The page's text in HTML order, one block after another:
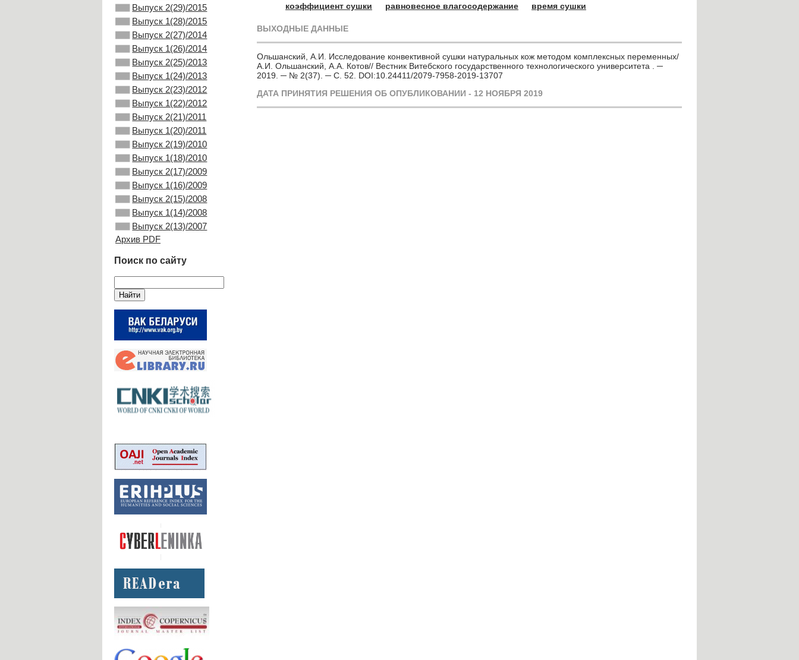
Выпуск 2(29)/2015
Выпуск 1(28)/2015
Выпуск 2(27)/2014
Выпуск 1(26)/2014
Выпуск 2(25)/2013
Выпуск 1(24)/2013
Выпуск 2(23)/2012
Выпуск 1(22)/2012
Выпуск 2(21)/2011
Выпуск 1(20)/2011
Выпуск 2(19)/2010
Выпуск 1(18)/2010
Выпуск 2(17)/2009
Выпуск 1(16)/2009
Выпуск 2(15)/2008
Выпуск 1(14)/2008
Выпуск 2(13)/2007
Архив PDF
Поиск по сайту
коэффициент сушки
равновесное влагосодержание время сушки
ВЫХОДНЫЕ ДАННЫЕ
Ольшанский, А.И. Исследование конвективной сушки натуральных кож методом комплексных переменных/
А.И. Ольшанский, А.А. Котов// Вестник Витебского государственного технологического университета . ─
2019. ─ № 2(37). ─ С. 52. DOI:10.24411/2079-7958-2019-13707
ДАТА ПРИНЯТИЯ РЕШЕНИЯ ОБ ОПУБЛИКОВАНИИ - 12 НОЯБРЯ 2019